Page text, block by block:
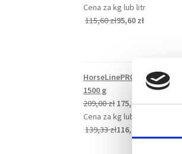
cena
wynosiła:
Cena za kg lub litr
115,60zł95,60 zł
HorseLinePRO HEMP PELLET
1500 g
209,00zł Pierwotna
cena
wynosiła:
209,00 zł.
175,00złAktualna
175,00 zł.
Cena za kg lub litr
139,33zł116,67